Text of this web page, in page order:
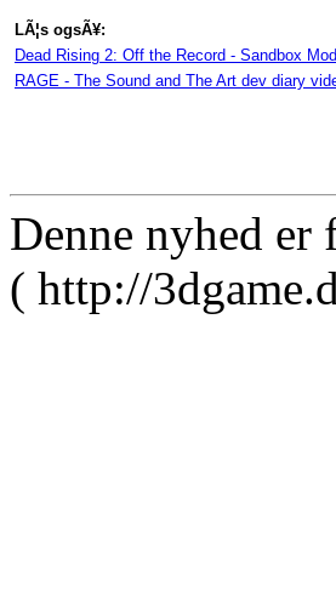
LÃ¦s ogsÃ¥:
Dead Rising 2: Off the Record - Sandbox
RAGE - The Sound and The Art dev diary
Denne nyhed er
( http://